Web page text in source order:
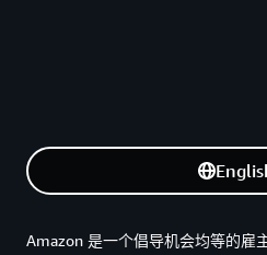
Amazon 是一个倡导机会均等的雇